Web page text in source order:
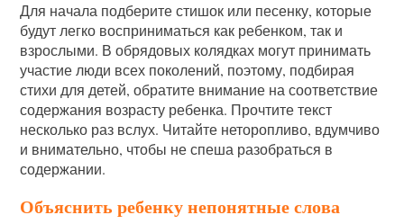
Для начала подберите стишок или песенку, которые
будут легко восприниматься как ребенком, так и
взрослыми. В обрядовых колядках могут принимать
участие люди всех поколений, поэтому, подбирая
стихи для детей, обратите внимание на соответствие
содержания возрасту ребенка. Прочтите текст
несколько раз вслух. Читайте неторопливо, вдумчиво
и внимательно, чтобы не спеша разобраться в
содержании.
Объяснить ребенку непонятные слова